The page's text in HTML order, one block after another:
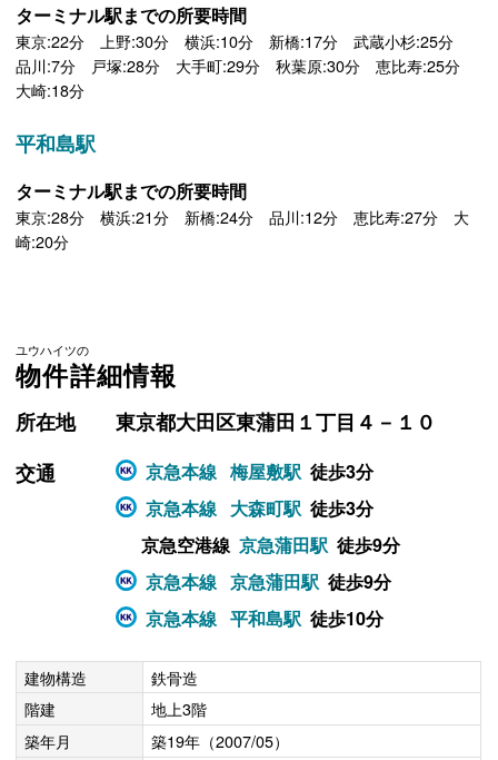
ターミナル駅までの所要時間
東京:22分 上野:30分 横浜:10分 新橋:17分 武蔵小杉:25分
品川:7分 戸塚:28分 大手町:29分 秋葉原:30分 恵比寿:25分
大崎:18分
平和島駅
ターミナル駅までの所要時間
東京:28分 横浜:21分 新橋:24分 品川:12分 恵比寿:27分 大
崎:20分
ユウハイツの
物件詳細情報
所在地
東京都大田区東蒲田１丁目４－１０
交通
京急本線 梅屋敷駅 徒歩3分
京急本線 大森町駅 徒歩3分
京急空港線 京急蒲田駅 徒歩9分
京急本線 京急蒲田駅 徒歩9分
京急本線 平和島駅 徒歩10分
建物構造
鉄骨造
階建
地上3階
築年月
築19年（2007/05）